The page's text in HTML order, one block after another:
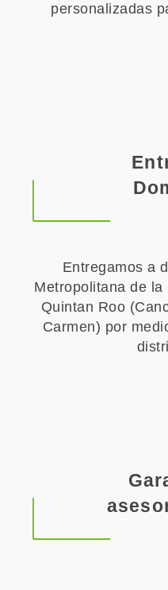
personalizadas
Entregamos a
Metropolitana de
Quintan Roo
Carmen) por